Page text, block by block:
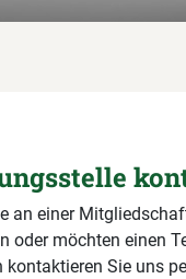
an einer
oder möchten einen
kontaktieren Sie uns